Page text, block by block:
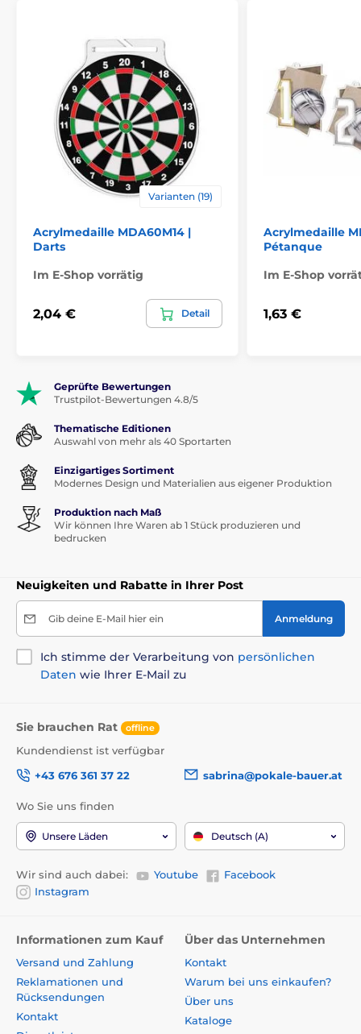
Varianten (19)
Acrylmedaille MDA60M14 |
Darts
Im E-Shop vorrätig
2,04 € Detail
Acrylmedaille
Pétanque
Im E-Shop
1,63 €
Geprüfte Bewertungen
Trustpilot-Bewertungen 4.8/5
Thematische Editionen
Auswahl von mehr als 40 Sportarten
Einzigartiges Sortiment
Modernes Design und Materialien aus eigener Produktion
Produktion nach Maß
Wir können Ihre Waren ab 1 Stück produzieren und
bedrucken
Neuigkeiten und Rabatte in Ihrer Post
Gib deine E-Mail hier ein Anmeldung
Ich stimme der Verarbeitung von persönlichen
Daten wie Ihrer E-Mail zu
Sie brauchen Rat offline
Kundendienst ist verfügbar
+43 676 361 37 22
sabrina@pokale-bauer.at
Wo Sie uns finden
Unsere Läden Deutsch (A)
Wir sind auch dabei: Youtube
Facebook
Instagram
Informationen zum Kauf
Versand und Zahlung
Reklamationen und
Rücksendungen
Kontakt
Über das Unternehmen
Kontakt
Warum bei uns einkaufen?
Über uns
Kataloge